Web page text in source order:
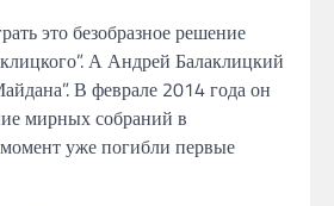
этобезобразноерешение
ААндрей Балаклицкий
В феврале 2014 года он
мирных собраний в
уже погибли первые